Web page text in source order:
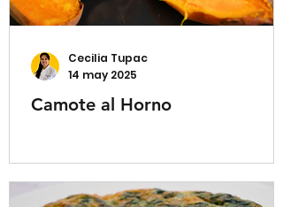
Camote al Horno
Cecilia Tupac
14 may 2025